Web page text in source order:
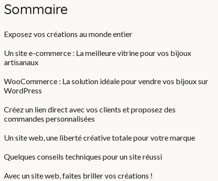
Sommaire
Exposez vos créations au monde entier
Un site e-commerce : La meilleure vitrine pour vos bijoux
artisanaux
WooCommerce : La solution idéale pour vendre vos bijoux sur
WordPress
Créez un lien direct avec vos clients et proposez des
commandes personnalisées
Un site web, une liberté créative totale pour votre marque
Quelques conseils techniques pour un site réussi
Avec un site web, faites briller vos créations !